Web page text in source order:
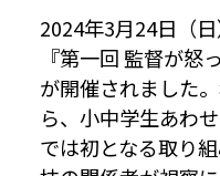
2024年3月24日（
『第一回 監督が怒
が開催されました
ら、小中学生あわ
では初となる取り